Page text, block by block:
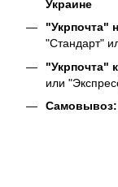
Украине
"Укрпочта"
"Стандарт"
"Укрпочта"
или
Самовывоз: